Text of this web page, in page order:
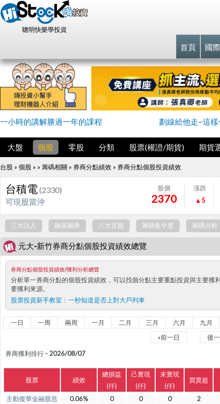
聰明快樂學投資
首頁 國
一小時的講解勝過一年的課程 劃線給他走~這
大盤 個股 零股 分類 股票(權證/期貨) 期貨
台股 » 個股 » » 籌碼相關 » 券商分點績效 » 券商分點個股投資績效
台積電(2330)
可現股當沖
股價
2370
漲跌
▲5
三大法人 融資融券 八大官股 籌碼集中度 籌碼分析
元大-新竹券商分點個股投資績效總覽
券商分點個股投資績效/獲利分析總覽
分析單一券商分點的個股投資績效，可以找個分點主要重點投資與主要
要獲利來源。
股票投資新手教室： 一秒知道是否上對大戶列車
一日 一周 兩周 一月 二月 三月 六月
九月
«前一日
後
券商獲利排行 - 2026/08/07
股票 績效
總損益
(仟)
己實現
(仟)
未實現
(仟)
買賣超
主動復華金融股息 0.06% 0 0 0
2